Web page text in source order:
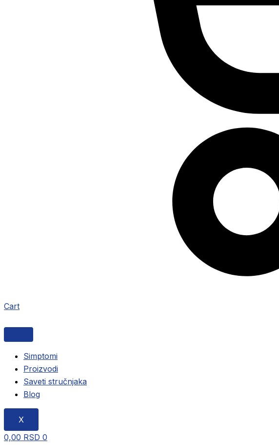
Cart
Simptomi
Proizvodi
Saveti stručnjaka
Blog
X
0,00 RSD 0